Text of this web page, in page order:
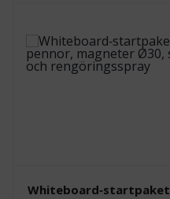
Whiteboard‑startpaket